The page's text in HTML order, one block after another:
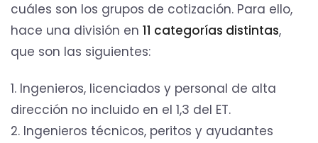
cuáles son los grupos de cotización. Para ello,
hace una división en 11 categorías distintas,
que son las siguientes:
1. Ingenieros, licenciados y personal de alta
dirección no incluido en el 1,3 del ET.
2. Ingenieros técnicos, peritos y ayudantes